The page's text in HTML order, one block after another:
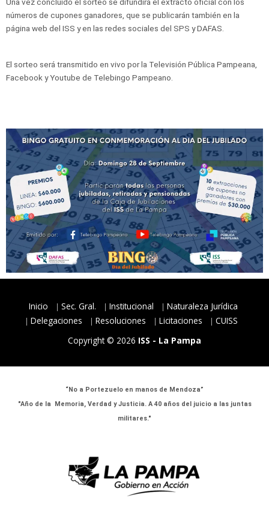
números de cupones ganadores, que se publicarán también en la
página web del ISS y en las redes sociales del SPS y DAFAS.
El sorteo será transmitido en vivo por la Televisión Pública Pampeana,
Facebook y Youtube de Telebingo Pampeano.
Inicio Sec. Gral. Institucional
Naturaleza Jurídica
Delegaciones
Resoluciones Licitaciones
CUISS
Copyright © 2026 ISS - La Pampa
“No a Portezuelo en manos de Mendoza”
"Año de la Memoria, Verdad y Justicia. A 40 años del juicio a las juntas
militares."